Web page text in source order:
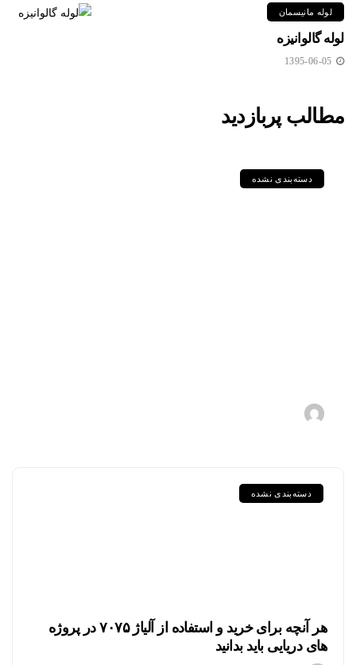
لوله مانیسمان
لوله گالوانیزه
1395-06-05
مطالب پربازدید
دسته‌بندی نشده
دسته‌بندی نشده
هر آنچه برای خرید و استفاده از آلیاژ ۷۰۷۵ در پروژه
های دریایی باید بدانید